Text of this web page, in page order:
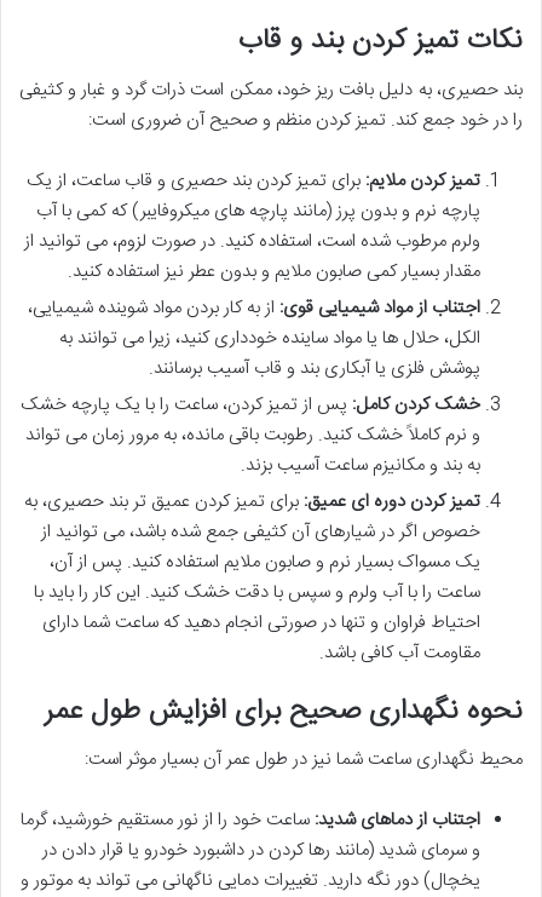
نکات تمیز کردن بند و قاب
بند حصیری، به دلیل بافت ریز خود، ممکن است ذرات گرد و غبار و کثیفی
را در خود جمع کند. تمیز کردن منظم و صحیح آن ضروری است:
تمیز کردن ملایم: برای تمیز کردن بند حصیری و قاب ساعت، از یک
پارچه نرم و بدون پرز (مانند پارچه های میکروفایبر) که کمی با آب
ولرم مرطوب شده است، استفاده کنید. در صورت لزوم، می توانید از
مقدار بسیار کمی صابون ملایم و بدون عطر نیز استفاده کنید.
اجتناب از مواد شیمیایی قوی: از به کار بردن مواد شوینده شیمیایی،
الکل، حلال ها یا مواد ساینده خودداری کنید، زیرا می توانند به
پوشش فلزی یا آبکاری بند و قاب آسیب برسانند.
خشک کردن کامل: پس از تمیز کردن، ساعت را با یک پارچه خشک
و نرم کاملاً خشک کنید. رطوبت باقی مانده، به مرور زمان می تواند
به بند و مکانیزم ساعت آسیب بزند.
تمیز کردن دوره ای عمیق: برای تمیز کردن عمیق تر بند حصیری، به
خصوص اگر در شیارهای آن کثیفی جمع شده باشد، می توانید از
یک مسواک بسیار نرم و صابون ملایم استفاده کنید. پس از آن،
ساعت را با آب ولرم و سپس با دقت خشک کنید. این کار را باید با
احتیاط فراوان و تنها در صورتی انجام دهید که ساعت شما دارای
مقاومت آب کافی باشد.
نحوه نگهداری صحیح برای افزایش طول عمر
محیط نگهداری ساعت شما نیز در طول عمر آن بسیار موثر است:
اجتناب از دماهای شدید: ساعت خود را از نور مستقیم خورشید، گرما
و سرمای شدید (مانند رها کردن در داشبورد خودرو یا قرار دادن در
یخچال) دور نگه دارید. تغییرات دمایی ناگهانی می تواند به موتور و